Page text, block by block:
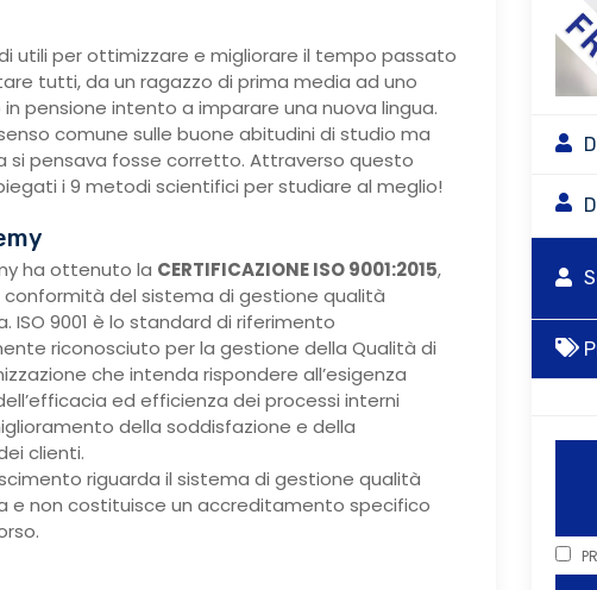
utili per ottimizzare e migliorare il tempo passato
tutti, da un ragazzo di prima media ad uno
pensione intento a imparare una nuova lingua.
comune sulle buone abitudini di studio ma
si pensava fosse corretto. Attraverso questo
i 9 metodi scientifici per studiare al meglio!
ha ottenuto la CERTIFICAZIONE ISO 9001:2015,
del sistema di gestione qualità
ISO 9001 è lo standard di riferimento
riconosciuto per la gestione della Qualità di
che intenda rispondere all’esigenza
ed efficienza dei processi interni
della soddisfazione e della
clienti.
riguarda il sistema di gestione qualità
e non costituisce un accreditamento specifico